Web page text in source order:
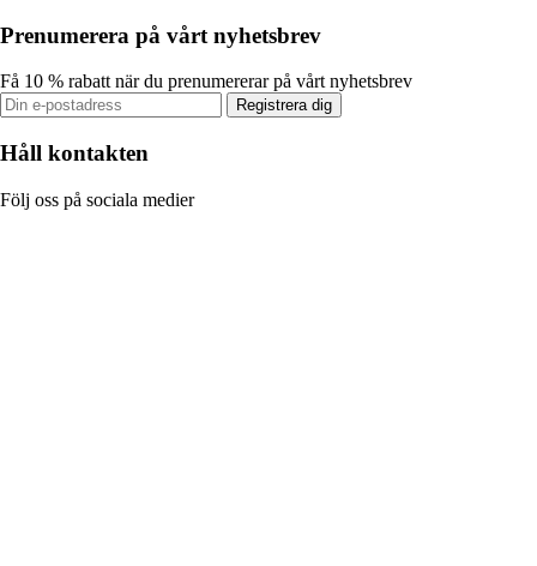
Prenumerera på vårt nyhetsbrev
Få 10 % rabatt när du prenumererar på vårt nyhetsbrev
Registrera dig
Håll kontakten
Följ oss på sociala medier